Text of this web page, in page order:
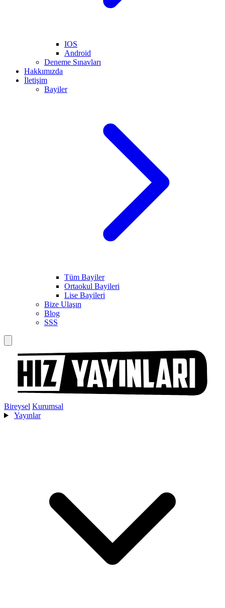
IOS
Android
Deneme Sınavları
Hakkımızda
İletişim
Bayiler
Tüm Bayiler
Ortaokul Bayileri
Lise Bayileri
Bize Ulaşın
Blog
SSS
Bireysel Kurumsal
Yayınlar